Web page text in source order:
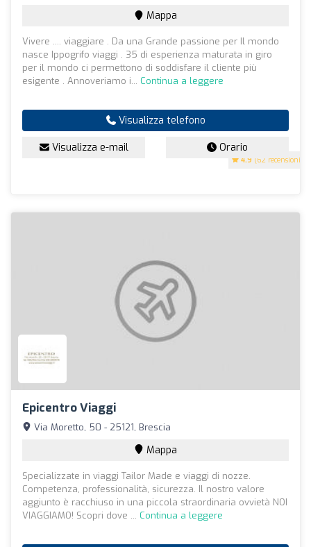
4.9 (62 recensioni)
Mappa
Vivere .... viaggiare . Da una Grande passione per Il mondo
nasce Ippogrifo viaggi . 35 di esperienza maturata in giro
per il mondo ci permettono di soddisfare il cliente più
esigente . Annoveriamo i... Continua a leggere
Visualizza telefono
Visualizza e-mail Orario
Epicentro Viaggi
Via Moretto, 50 - 25121, Brescia
Mappa
Specializzate in viaggi Tailor Made e viaggi di nozze.
Competenza, professionalità, sicurezza. Il nostro valore
aggiunto è racchiuso in una piccola straordinaria ovvietà NOI
VIAGGIAMO! Scopri dove ... Continua a leggere